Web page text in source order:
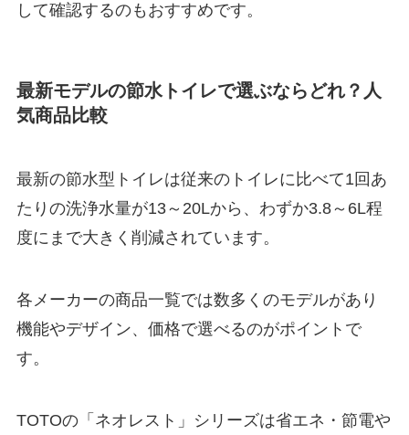
して確認するのもおすすめです。
最新モデルの節水トイレで選ぶならどれ？人
気商品比較
最新の節水型トイレは従来のトイレに比べて1回あ
たりの洗浄水量が13～20Lから、わずか3.8～6L程
度にまで大きく削減されています。
各メーカーの商品一覧では数多くのモデルがあり
機能やデザイン、価格で選べるのがポイントで
す。
TOTOの「ネオレスト」シリーズは省エネ・節電や